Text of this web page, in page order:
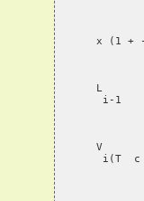
x (1 +
L
i-1
V
    i(T
с